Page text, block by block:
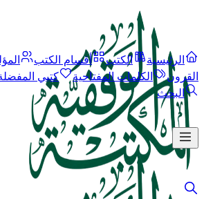
الرئيسية الكتب أقسام الكتب
القرون
الكلمات المفتاحية
كتبي
البحث